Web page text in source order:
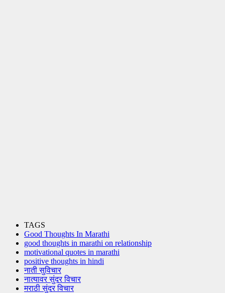
TAGS
Good Thoughts In Marathi
good thoughts in marathi on relationship
motivational quotes in marathi
positive thoughts in hindi
नाती सुविचार
नात्यावर सुंदर विचार
मराठी सुंदर विचार